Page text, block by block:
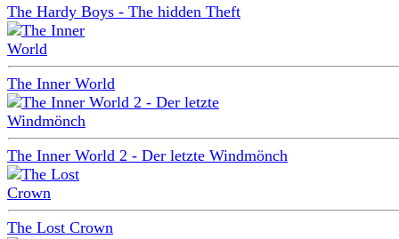
The Hardy Boys - The hidden Theft
The Inner World
The Inner World 2 - Der letzte Windmönch
The Lost Crown